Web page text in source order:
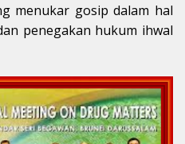
menukar gosip dalam hal
penegakan hukum ihwal